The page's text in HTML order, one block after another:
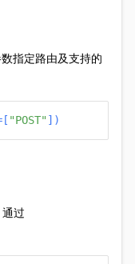
指定路由及支持的
"POST" ] )
过